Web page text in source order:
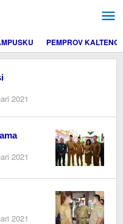
PEMPROV KALTENG
2021
2021
Editor
2021